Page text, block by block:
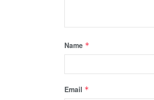
Name *
Email *